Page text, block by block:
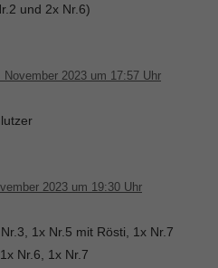
und 2x Nr.6)
November 2023 um 17:57 Uhr
2023 um 19:30 Uhr
1x Nr.5 mit Rösti, 1x Nr.7
Nr.6, 1x Nr.7